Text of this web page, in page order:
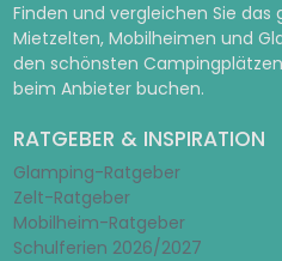
Finden und vergleichen Sie
Mietzelten, Mobilheimen und
den schönsten
beim Anbieter buchen.
RATGEBER & INSPIRATION
Glamping-Ratgeber
Zelt-Ratgeber
Mobilheim-Ratgeber
Schulferien 2026/2027